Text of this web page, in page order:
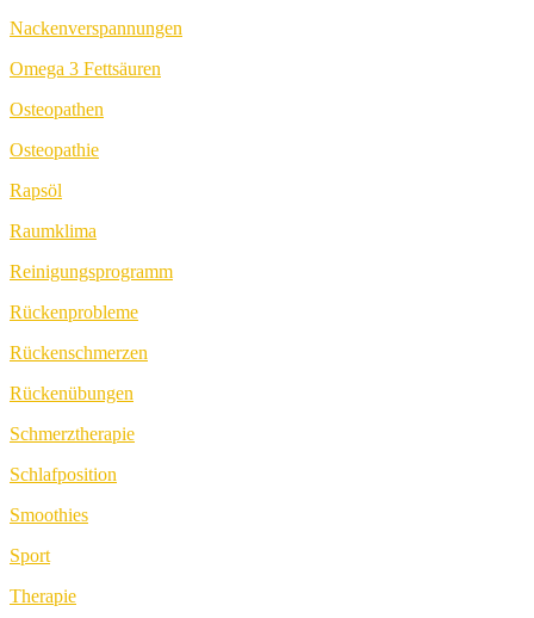
Nackenverspannungen
Omega 3 Fettsäuren
Osteopathen
Osteopathie
Rapsöl
Raumklima
Reinigungsprogramm
Rückenprobleme
Rückenschmerzen
Rückenübungen
Schmerztherapie
Schlafposition
Smoothies
Sport
Therapie